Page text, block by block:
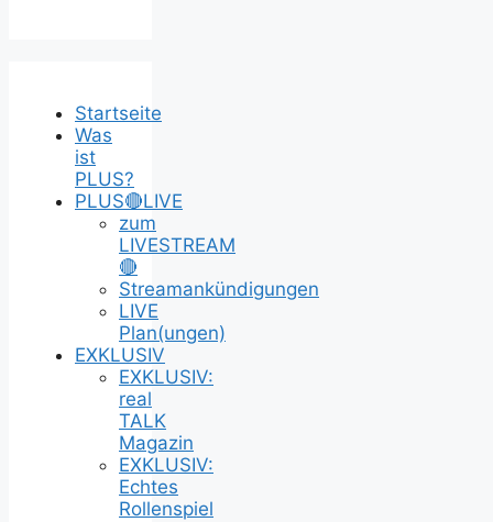
Startseite
Was
ist
PLUS?
PLUS🔴LIVE
zum
LIVESTREAM
🔴
Streamankündigungen
LIVE
Plan(ungen)
EXKLUSIV
EXKLUSIV:
real
TALK
Magazin
EXKLUSIV:
Echtes
Rollenspiel